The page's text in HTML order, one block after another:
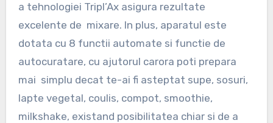
a tehnologiei Tripl’Ax asigura rezultate
excelente de mixare. In plus, aparatul este
dotata cu 8 functii automate si functie de
autocuratare, cu ajutorul carora poti prepara
mai simplu decat te-ai fi asteptat supe, sosuri,
lapte vegetal, coulis, compot, smoothie,
milkshake, existand posibilitatea chiar si de a